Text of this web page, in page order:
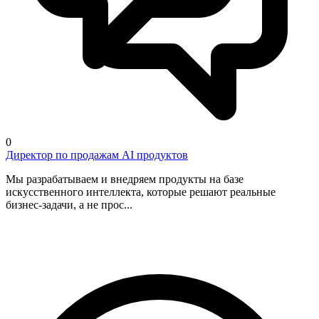
0
Директор по продажам AI продуктов
Мы разрабатываем и внедряем продукты на базе
искусственного интеллекта, которые решают реальные
бизнес-задачи, а не прос...